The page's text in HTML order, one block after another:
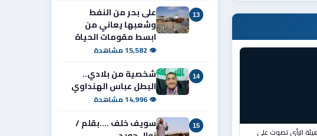
هيئة الرأي تصوت على
13
على بحر من النفط
وشعبها يعاني من
ابسط مقومات الحياة
👁 15,582 مشاهدة
14
شخصية من بلادي..
البطل عباس الهنداوي
👁 14,996 مشاهدة
15
سويف خلف ....بقلم /